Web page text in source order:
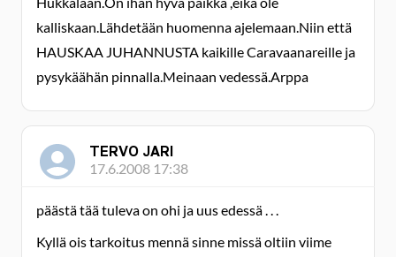
kalliskaan.Lähdetään huomenna ajelemaan.Niin että
HAUSKAA JUHANNUSTA kaikille Caravaanareille ja
pysykäähän pinnalla.Meinaan vedessä.Arppa
TERVO JARI
17.6.2008 17:38
päästä tää tuleva on ohi ja uus edessä . . .
Kyllä ois tarkoitus mennä sinne missä oltiin viime